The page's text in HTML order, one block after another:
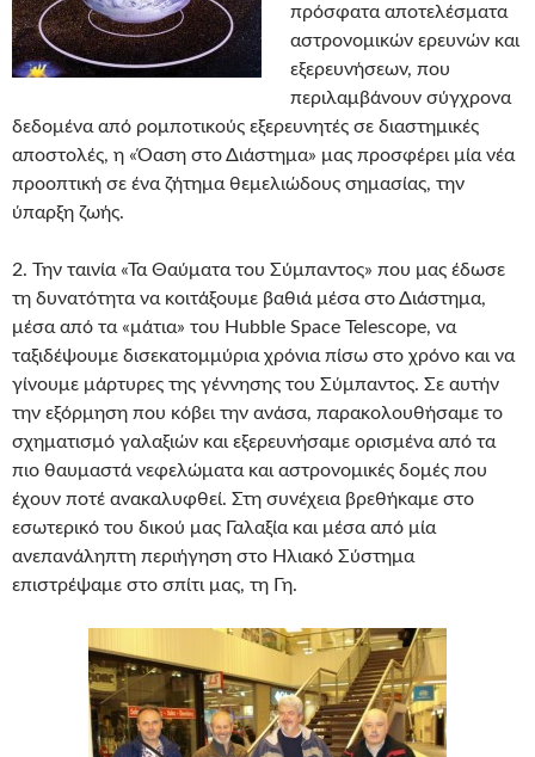
πρόσφατα αποτελέσματα
αστρονομικών ερευνών και
εξερευνήσεων, που
περιλαμβάνουν σύγχρονα
δεδομένα από ρομποτικούς εξερευνητές σε διαστημικές
αποστολές, η «Όαση στο Διάστημα» μας προσφέρει μία νέα
προοπτική σε ένα ζήτημα θεμελιώδους σημασίας, την
ύπαρξη ζωής.
2. Την ταινία «Τα Θαύματα του Σύμπαντος» που μας έδωσε
τη δυνατότητα να κοιτάξουμε βαθιά μέσα στο Διάστημα,
μέσα από τα «μάτια» του Hubble Space Telescope, να
ταξιδέψουμε δισεκατομμύρια χρόνια πίσω στο χρόνο και να
γίνουμε μάρτυρες της γέννησης του Σύμπαντος. Σε αυτήν
την εξόρμηση που κόβει την ανάσα, παρακολουθήσαμε το
σχηματισμό γαλαξιών και εξερευνήσαμε ορισμένα από τα
πιο θαυμαστά νεφελώματα και αστρονομικές δομές που
έχουν ποτέ ανακαλυφθεί. Στη συνέχεια βρεθήκαμε στο
εσωτερικό του δικού μας Γαλαξία και μέσα από μία
ανεπανάληπτη περιήγηση στο Ηλιακό Σύστημα
επιστρέψαμε στο σπίτι μας, τη Γη.